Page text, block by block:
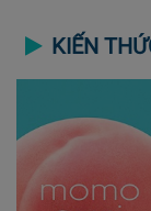
KIẾN